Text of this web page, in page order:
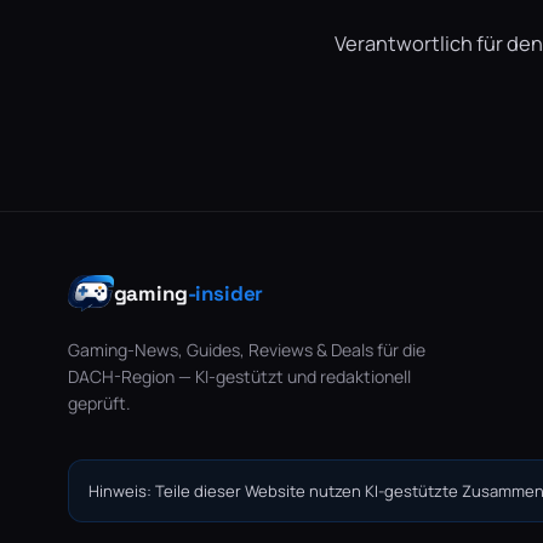
Verantwortlich für den
gaming-insider
Gaming-News, Guides, Reviews & Deals für die
DACH-Region — KI-gestützt und redaktionell
geprüft.
Hinweis: Teile dieser Website nutzen KI-gestützte